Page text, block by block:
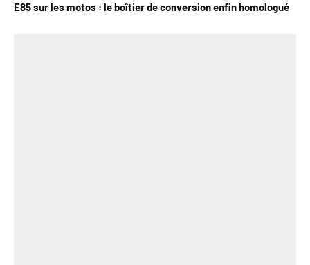
E85 sur les motos : le boîtier de conversion enfin homologué